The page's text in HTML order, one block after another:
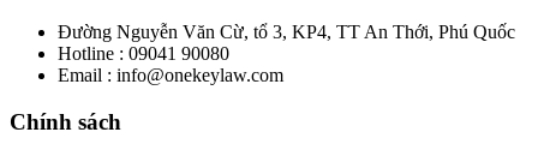
Đường Nguyễn Văn Cừ, tổ 3, KP4, TT An Thới, Phú Quốc
Hotline : 09041 90080
Email : info@onekeylaw.com
Chính sách